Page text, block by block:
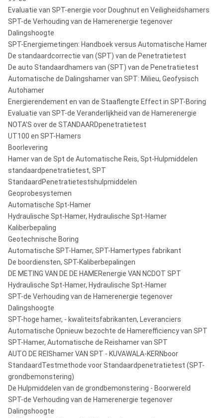
Evaluatie van SPT-energie voor Doughnut en Veiligheidshamers
SPT-de Verhouding van de Hamerenergie tegenover
Dalingshoogte
SPT-Energiemetingen: Handboek versus Automatische Hamer
De standaardcorrectie van (SPT) van de Penetratietest
De auto Standaardhamers van (SPT) van de Penetratietest
Automatische de Dalingshamer van SPT: Milieu, Geofysisch
Autohamer
Energierendement en van de Staaflengte Effect in SPT-Boring
Evaluatie van SPT-de Veranderlijkheid van de Hamerenergie
NOTA'S over de STANDAARDpenetratietest
UT100 en SPT-Hamers
Boorlevering
Hamer van de Spt de Automatische Reis, Spt-Hulpmiddelen
standaardpenetratietest, SPT
StandaardPenetratietestshulpmiddelen
Geoprobesystemen
Automatische Spt-Hamer
Hydraulische Spt-Hamer, Hydraulische Spt-Hamer
Kaliberbepaling
Geotechnische Boring
Automatische SPT-Hamer, SPT-Hamertypes fabrikant
De boordiensten, SPT-Kaliberbepalingen
DE METING VAN DE DE HAMERenergie VAN NCDOT SPT
Hydraulische Spt-Hamer, Hydraulische Spt-Hamer
SPT-de Verhouding van de Hamerenergie tegenover
Dalingshoogte
SPT-hoge hamer, - kwaliteitsfabrikanten, Leveranciers
Automatische Opnieuw bezochte de Hamerefficiency van SPT
SPT-Hamer, Automatische de Reishamer van SPT
AUTO DE REIShamer VAN SPT - KUVAWALA-KERNboor
StandaardTestmethode voor Standaardpenetratietest (SPT-
grondbemonstering)
De Hulpmiddelen van de grondbemonstering - Boorwereld
SPT-de Verhouding van de Hamerenergie tegenover
Dalingshoogte